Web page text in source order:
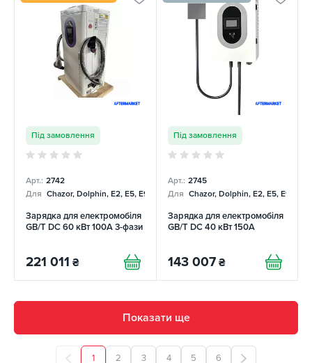
Під замовлення
Арт.: 2742
Для Chazor, Dolphin, E2, E5, E9, Mercedes
Зарядка для електромобіля
GB/T DC 60 кВт 100А 3-фази
221 011 ₴
Під замовлення
Арт.: 2745
Для Chazor, Dolphin, E2, E5, E9,
Зарядка для електромобіля
GB/T DC 40 кВт 150А
143 007 ₴
Показати ще
1 2 3 4 5 6